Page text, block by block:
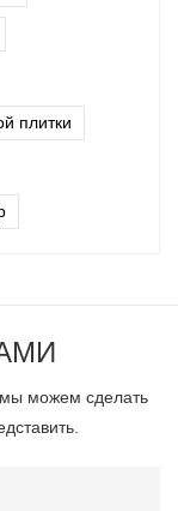
плитки
можем сделать